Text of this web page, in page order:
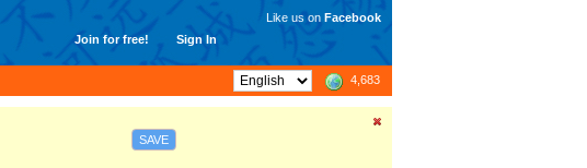
Join for free! Sign In
Like us on Facebook
4,683
SAVE